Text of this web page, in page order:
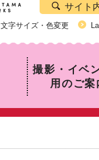
サイト
文字サイズ・色変更
撮影・イベ
用のご案